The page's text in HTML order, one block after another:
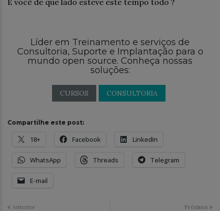
E você de que lado esteve este tempo todo ?
Líder em Treinamento e serviços de
Consultoria, Suporte e Implantação para o
mundo open source. Conheça nossas
soluções:
CURSOS CONSULTORIA
Compartilhe este post:
18+ Facebook LinkedIn
WhatsApp Threads Telegram
E-mail
Anterior Próxima